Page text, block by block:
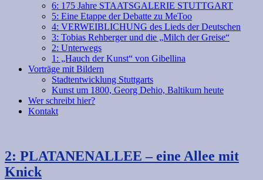
6: 175 Jahre STAATSGALERIE STUTTGART
5: Eine Etappe der Debatte zu MeToo
4: VERWEIBLICHUNG des Lieds der Deutschen
3: Tobias Rehberger und die „Milch der Greise“
2: Unterwegs
1: „Hauch der Kunst“ von Gibellina
Vorträge mit Bildern
Stadtentwicklung Stuttgarts
Kunst um 1800, Georg Dehio, Baltikum heute
Wer schreibt hier?
Kontakt
2: PLATANENALLEE – eine Allee mit
Knick